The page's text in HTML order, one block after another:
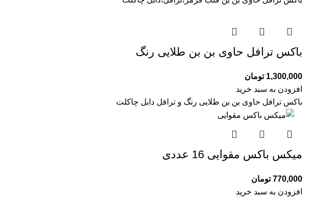
باکس ترافل حاوی بن بن طلایی رنگ
1,300,000 تومان
افزودن به سبد خرید
باکس ترافل حاوی بن بن طلایی رنگ و ترافل دابل چاکلت
میکس باکس مقوایی 16 عددی
770,000 تومان
افزودن به سبد خرید